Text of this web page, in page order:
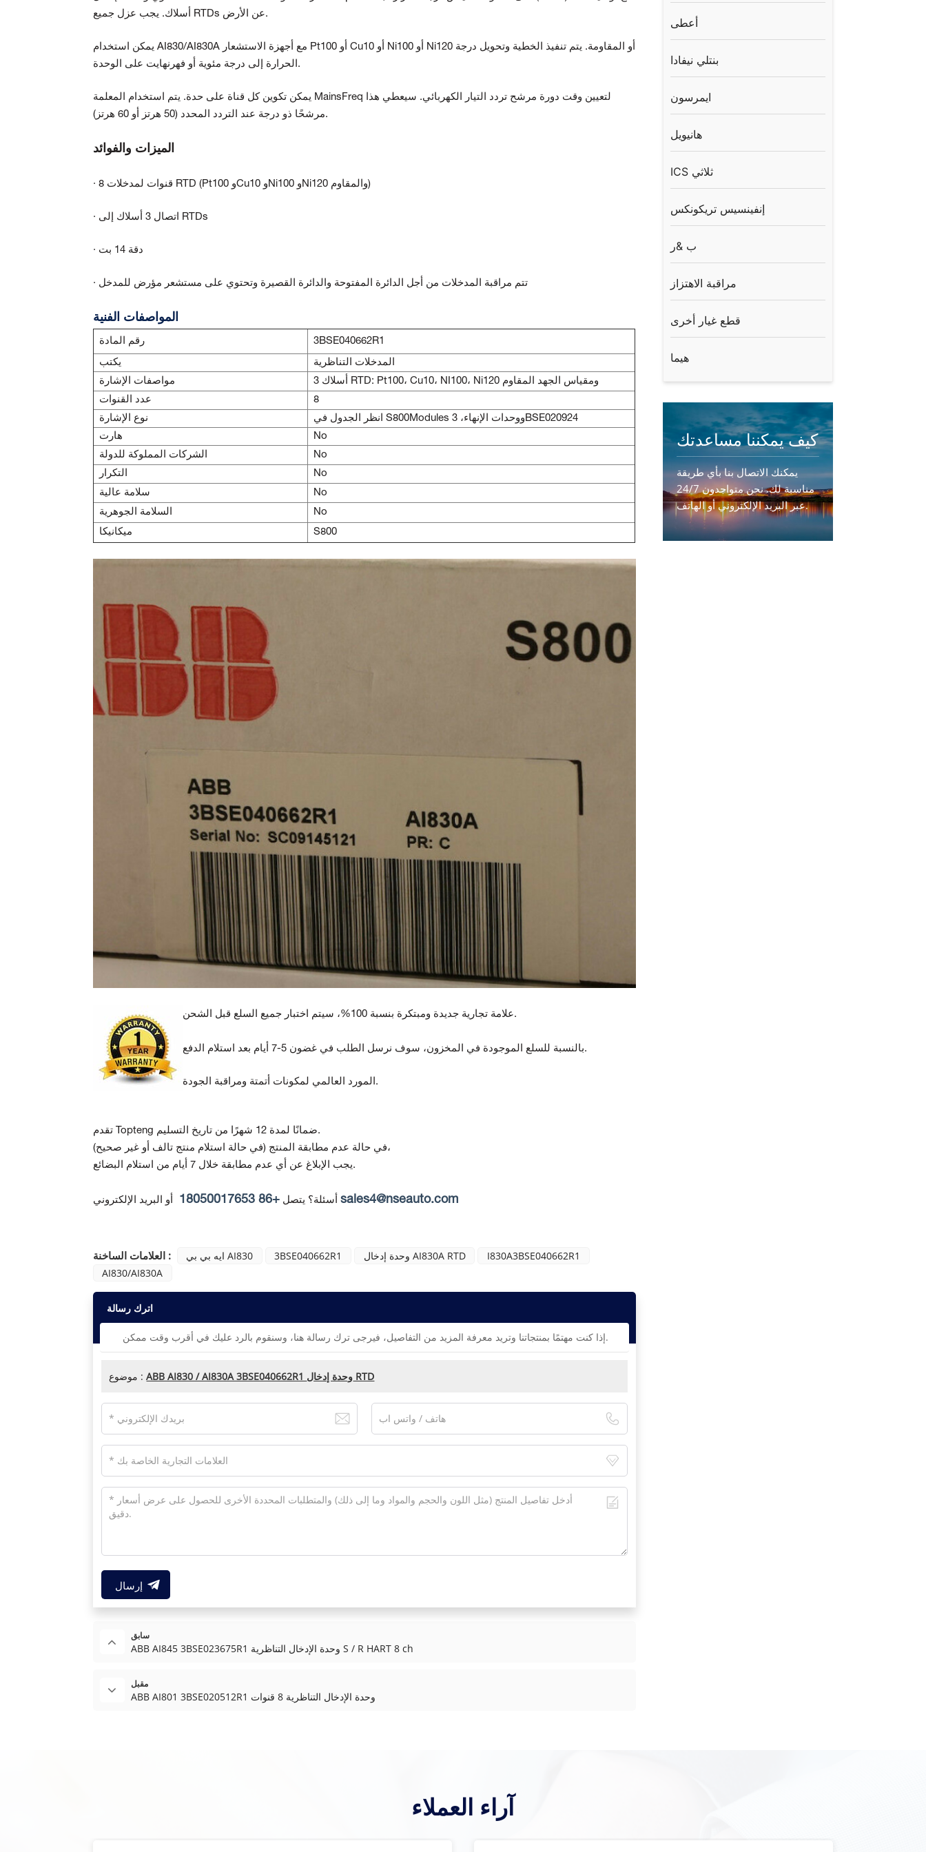
أعطى
بنتلي نيفادا
ايمرسون
هانيويل
ICS ثلاثي
إنفينسيس تريكونكس
ب &ر
مراقبة الاهتزاز
قطع غيار أخرى
هيما
كيف يمكننا مساعدتك
يمكنك الاتصال بنا بأي طريقة
مناسبة لك. نحن متواجدون 24/7
عبر البريد الإلكتروني أو الهاتف.
اتصل بنا
أسلاك. يجب عزل جميع RTDs عن الأرض.
يمكن استخدام AI830/AI830A مع أجهزة الاستشعار Pt100 أو Cu10 أو Ni100 أو Ni120 أو المقاومة. يتم تنفيذ الخطية وتحويل درجة
الحرارة إلى درجة مئوية أو فهرنهايت على الوحدة.
يمكن تكوين كل قناة على حدة. يتم استخدام المعلمة MainsFreq لتعيين وقت دورة مرشح تردد التيار الكهربائي. سيعطي هذا
مرشحًا ذو درجة عند التردد المحدد (50 هرتز أو 60 هرتز).
الميزات والفوائد
· 8 قنوات لمدخلات RTD (Pt100 وCu10 وNi100 وNi120 والمقاوم)
· اتصال 3 أسلاك إلى RTDs
· دقة 14 بت
· تتم مراقبة المدخلات من أجل الدائرة المفتوحة والدائرة القصيرة وتحتوي على مستشعر مؤرض للمدخل
المواصفات الفنية
رقم المادة 3BSE040662R1
يكتب
المدخلات التناظرية
مواصفات الإشارة
3 أسلاك RTD: Pt100، Cu10، NI100، Ni120 ومقياس الجهد المقاوم
عدد القنوات
8
نوع الإشارة
انظر الجدول في S800Modules ووحدات الإنهاء، 3BSE020924
هارت
No
الشركات المملوكة للدولة
No
التكرار
No
سلامة عالية
No
السلامة الجوهرية
No
ميكانيكا S800
علامة تجارية جديدة ومبتكرة بنسبة 100%، سيتم اختبار جميع السلع قبل الشحن.
بالنسبة للسلع الموجودة في المخزون، سوف نرسل الطلب في غضون 5-7 أيام بعد استلام الدفع.
المورد العالمي لمكونات أتمتة ومراقبة الجودة.
تقدم Topteng ضمانًا لمدة 12 شهرًا من تاريخ التسليم.
في حالة عدم مطابقة المنتج(في حالة استلام منتج تالف أو غير صحيح)،
يجب الإبلاغ عن أي عدم مطابقة خلال 7 أيام من استلام البضائع.
أسئلة؟ يتصل+86 18050017653 أو البريد الإلكتروني sales4@nseauto.com
العلامات الساخنة : ايه بي بي AI830 3BSE040662R1 وحدة إدخال AI830A RTD
I830A3BSE040662R1
AI830/AI830A
اترك رسالة
إذا كنت مهتمًا بمنتجاتنا وتريد معرفة المزيد من التفاصيل، فيرجى ترك رسالة هنا، وسنقوم بالرد عليك في أقرب وقت ممكن.
موضوع : ABB AI830 / AI830A 3BSE040662R1 وحدة إدخال RTD
إرسال
سابق
ABB AI845 3BSE023675R1 وحدة الإدخال التناظرية S / R HART 8 ch
مقبل
ABB AI801 3BSE020512R1 وحدة الإدخال التناظرية 8 قنوات
آراء العملاء